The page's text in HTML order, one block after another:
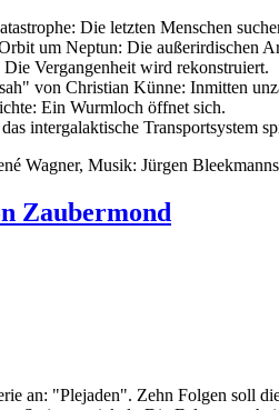
Die letzten Menschen
um Neptun: Die außerirdischen
Vergangenheit wird rekonstruiert.
von Christian Künne: Inmitten
Ein Wurmloch öffnet sich.
intergalaktische Transportsystem
Wagner, Musik: Jürgen
Zaubermond
an: "Plejaden". Zehn Folgen soll